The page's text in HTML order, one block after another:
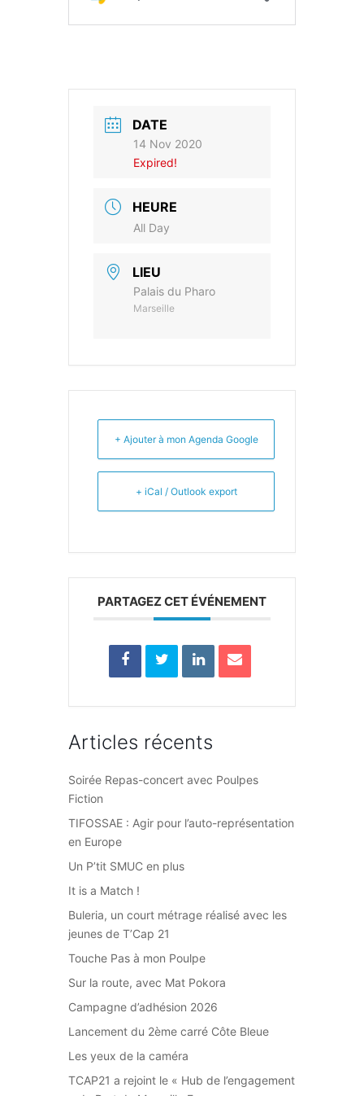
DATE
14 Nov 2020
Expired!
HEURE
All Day
LIEU
Palais du Pharo
Marseille
+ Ajouter à mon Agenda Google
+ iCal / Outlook export
PARTAGEZ CET ÉVÉNEMENT
Articles récents
Soirée Repas-concert avec Poulpes
Fiction
TIFOSSAE : Agir pour l’auto-représentation
en Europe
Un P’tit SMUC en plus
It is a Match !
Buleria, un court métrage réalisé avec les
jeunes de T’Cap 21
Touche Pas à mon Poulpe
Sur la route, avec Mat Pokora
Campagne d’adhésion 2026
Lancement du 2ème carré Côte Bleue
Les yeux de la caméra
TCAP21 a rejoint le « Hub de l’engagement